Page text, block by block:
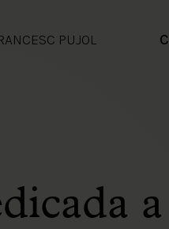
PUJOL
a